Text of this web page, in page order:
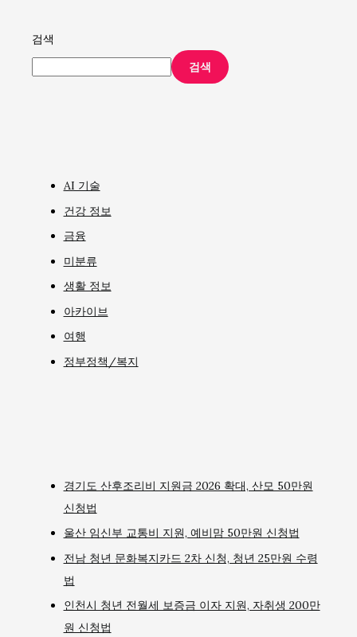
검색
검색
AI 기술
건강 정보
금융
미분류
생활 정보
아카이브
여행
정부정책/복지
경기도 산후조리비 지원금 2026 확대, 산모 50만원
신청법
울산 임신부 교통비 지원, 예비맘 50만원 신청법
전남 청년 문화복지카드 2차 신청, 청년 25만원 수령
법
인천시 청년 전월세 보증금 이자 지원, 자취생 200만
원 신청법